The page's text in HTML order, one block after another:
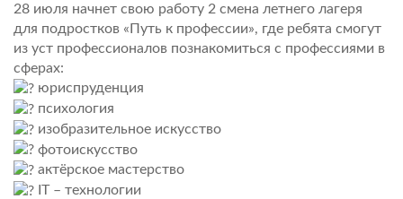
28 июля начнет свою работу 2 смена летнего лагеря
для подростков «Путь к профессии», где ребята смогут
из уст профессионалов познакомиться с профессиями в
сферах:
юриспруденция
психология
изобразительное искусство
фотоискусство
актёрское мастерство
IT – технологии